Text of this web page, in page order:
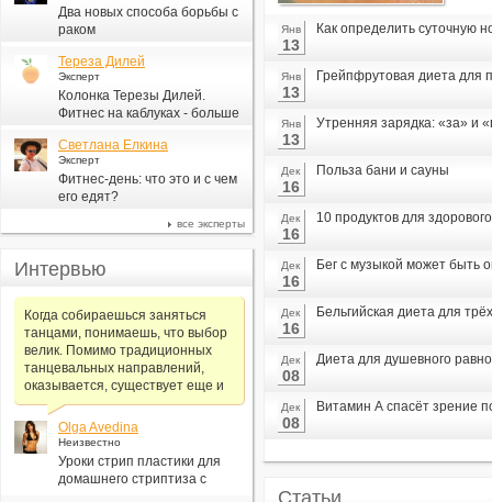
Янв
13
Как определить суточную
Янв
13
Грейпфрутовая диета для
Янв
13
Утренняя зарядка: «за» и
Дек
16
Польза бани и сауны
Дек
16
10 продуктов для
Дек
16
Бег с музыкой может быть
Дек
16
Бельгийская диета для
Дек
08
Диета для душевного
Дек
08
Витамин А спасёт зрение
Статьи
Два новых способа борьбы с
раком
Тереза Дилей
Эксперт
Колонка Терезы Дилей.
Фитнес на каблуках - больше
Светлана Елкина
Эксперт
Фитнес-день: что это и с чем
его едят?
все эксперты
Интервью
Когда собираешься заняться
танцами, понимаешь, что выбор
велик. Помимо традиционных
танцевальных направлений,
оказывается, существует еще и
Olga Avedina
Неизвестно
Уроки стрип пластики для
домашнего стриптиза с